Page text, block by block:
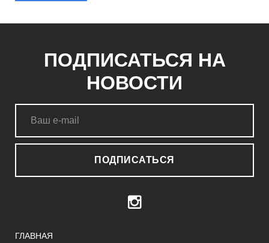
ПОДПИСАТЬСЯ НА
НОВОСТИ
ПОДПИСАТЬСЯ
ГЛАВНАЯ